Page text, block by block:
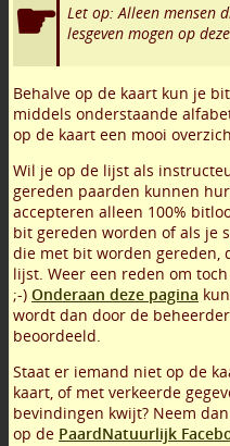
Let op: Alleen mensen
lesgeven mogen op
Behalve op de kaart kun je
middels onderstaande
op de kaart een mooi
Wil je op de lijst als
gereden paarden kunnen
accepteren alleen 100%
bit gereden worden of als je
die met bit worden gereden,
lijst. Weer een reden om
;-) Onderaan deze pagina
wordt dan door de
beoordeeld.
Staat er iemand niet op de
kaart, of met verkeerde
bevindingen kwijt? Neem
op de PaardNatuurlijk